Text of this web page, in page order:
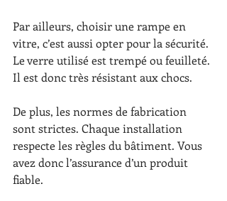
Par ailleurs, choisir une rampe en
vitre, c’est aussi opter pour la sécurité.
Le verre utilisé est trempé ou feuilleté.
Il est donc très résistant aux chocs.
De plus, les normes de fabrication
sont strictes. Chaque installation
respecte les règles du bâtiment. Vous
avez donc l’assurance d’un produit
fiable.